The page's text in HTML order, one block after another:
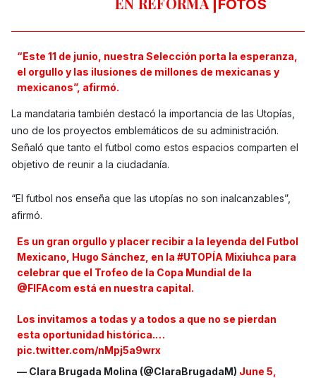
|FOTOS
“Este 11 de junio, nuestra Selección porta la esperanza,
el orgullo y las ilusiones de millones de mexicanas y
mexicanos”, afirmó.
La mandataria también destacó la importancia de las Utopías,
uno de los proyectos emblemáticos de su administración.
Señaló que tanto el futbol como estos espacios comparten el
objetivo de reunir a la ciudadanía.
“El futbol nos enseña que las utopías no son inalcanzables”,
afirmó.
Es un gran orgullo y placer recibir a la leyenda del Futbol
Mexicano, Hugo Sánchez, en la#UTOPÍA Mixiuhca para
celebrar que el Trofeo de la Copa Mundial de la
@FIFAcom está en nuestra capital.
​Los invitamos a todas y a todos a que no se pierdan
esta oportunidad histórica.…
pic.twitter.com/nMpj5a9wrx
— Clara Brugada Molina (@ClaraBrugadaM) June 5,